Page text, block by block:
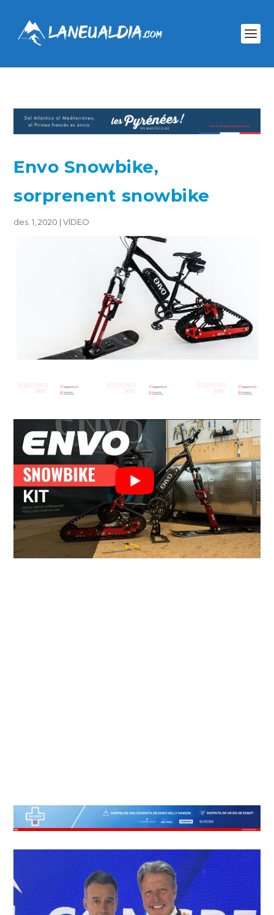
Envo Snowbike,
sorprenent snowbike
des. 1, 2020 |VÍDEO